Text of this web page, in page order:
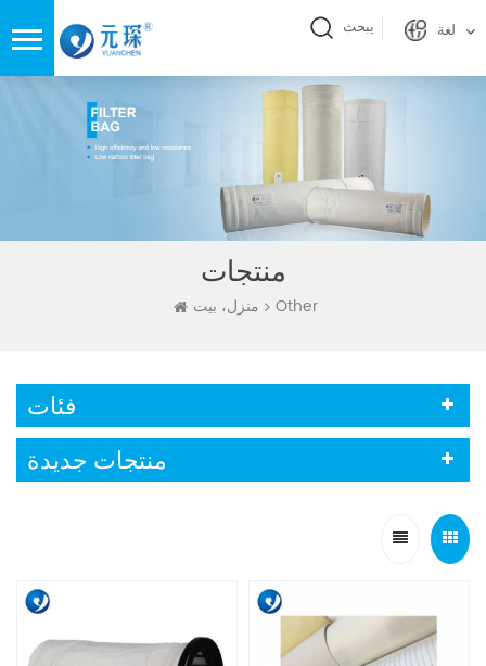
يبحث لغة
منتجات
منزل، بيت Other
فئات
منتجات جديدة